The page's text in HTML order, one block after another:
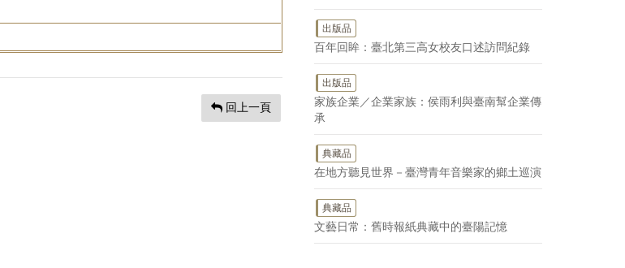
回上一頁
出版品
百年回眸：臺北第三高女校友口述訪問紀錄
出版品
家族企業／企業家族：侯雨利與臺南幫企業傳
承
典藏品
在地方聽見世界－臺灣青年音樂家的鄉土巡演
典藏品
文藝日常：舊時報紙典藏中的臺陽記憶